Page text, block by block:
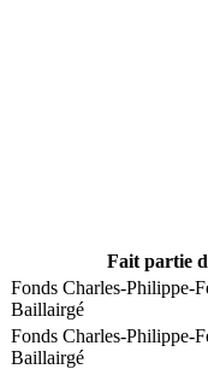
Fait partie
Fonds Charles-Philippe-
Baillairgé
Fonds Charles-Philippe-
Baillairgé